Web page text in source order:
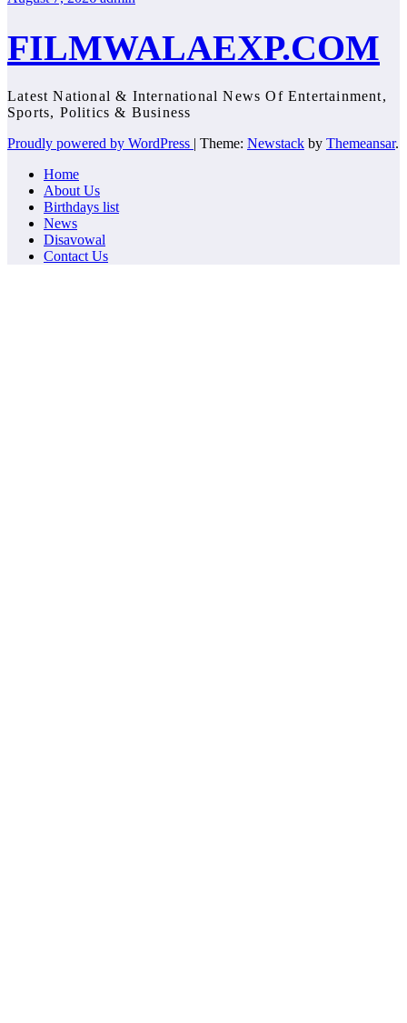
FILMWALAEXP.COM
Latest National & International News Of Entertainment,
Sports, Politics & Business
Proudly powered by WordPress | Theme: Newstack by Themeansar.
Home
About Us
Birthdays list
News
Disavowal
Contact Us